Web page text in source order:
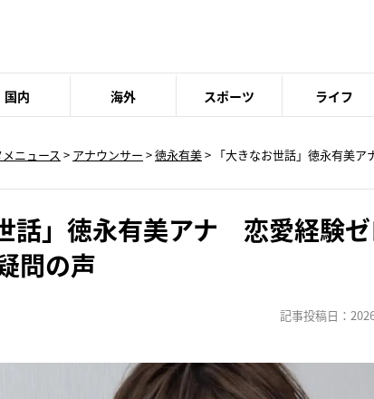
国内 海外 スポーツ ライフ
ニュース > アナウンサー >徳永有美> 「大きなお世話」徳永有美
話」徳永有美アナ 恋愛経験
問の声
記事投稿日：